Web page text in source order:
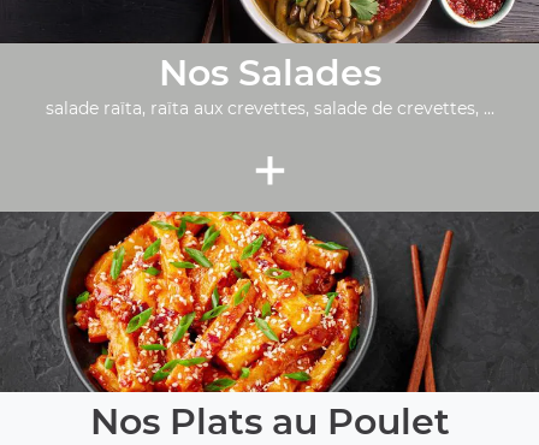
Nos Salades
salade raïta, raïta aux crevettes, salade de crevettes, ...
+
Nos Plats au Poulet